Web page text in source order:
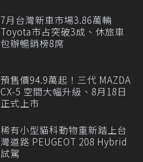
7月台灣新車市場3.86萬輛
Toyota市占突破3成、休旅車
包辦暢銷榜8席
預售價94.9萬起！三代 MAZDA
CX-5 空間大幅升級、8月18日
正式上市
稀有小型貓科動物重新踏上台
灣道路 PEUGEOT 208 Hybrid
試駕